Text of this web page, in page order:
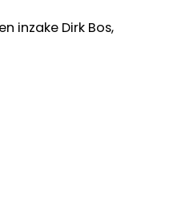
inzake Dirk Bos,